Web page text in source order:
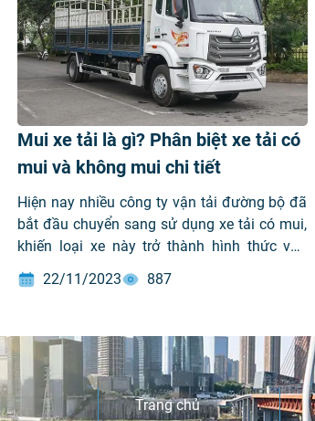
Mui xe tải là gì? Phân biệt xe tải có
mui và không mui chi tiết
Hiện nay nhiều công ty vận tải đường bộ đã
bắt đầu chuyển sang sử dụng xe tải có mui,
khiến loại xe này trở thành hình thức vận
chuyển phổ biến ở Việt Nam. Vậy xe tải có
mui và không mui có điểm gì khác biệt. Hãy
22/11/2023 887
Trang chủ